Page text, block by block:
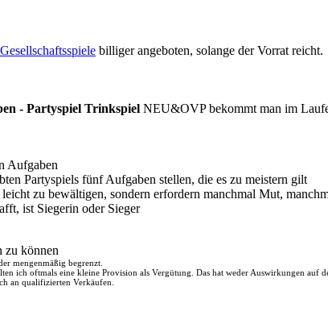
billiger angeboten, solange der Vorrat reicht.
- Partyspiel Trinkspiel NEU&OVP bekommt man im
Aufgaben
Partyspiels fünf Aufgaben stellen, die es zu meistern gilt
zu bewältigen, sondern erfordern manchmal Mut,
ist Siegerin oder Sieger
zu können
mengenmäßig begrenzt.
ich oftmals eine kleine Provision als Vergütung. Das hat weder Auswirkungen
an qualifizierten Verkäufen.